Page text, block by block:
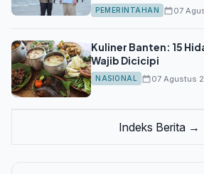
PEMERINTAHAN 07
Kuliner Banten: 15
Wajib Dicicipi
NASIONAL 07 Agustus
Indeks Berita →